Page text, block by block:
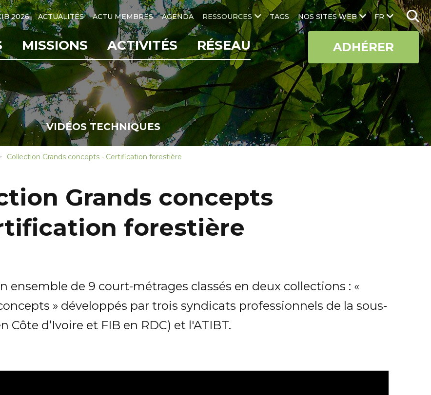
FR
2026 ACTUALITÉS ACTU MEMBRES AGENDA RESSOURCES TAGS NOS SITES WEB
MISSIONS ACTIVITÉS RÉSEAU ADHÉRER
VIDÉOS TECHNIQUES
Collection Grands concepts - Certification forestière
Grands concepts
forestière
ensemble de 9 court-métrages classés en deux collections : «
» développés par trois syndicats professionnels de la sous-
Côte d’Ivoire et FIB en RDC) et l'ATIBT.